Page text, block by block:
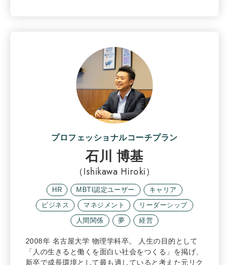
プロフェッショナルコーチプラン
石川 博基
（Ishikawa Hiroki）
HR MBTI認定ユーザー
キャリア
ビジネス
マネジメント
リーダーシップ
人間関係
夢 経営
2008年 名古屋大学 物理学科卒。 人生の目的として
「人の生きると働くを面白い社会をつくる」を掲げ、
新卒で成長環境として最も適していると考えた元リク